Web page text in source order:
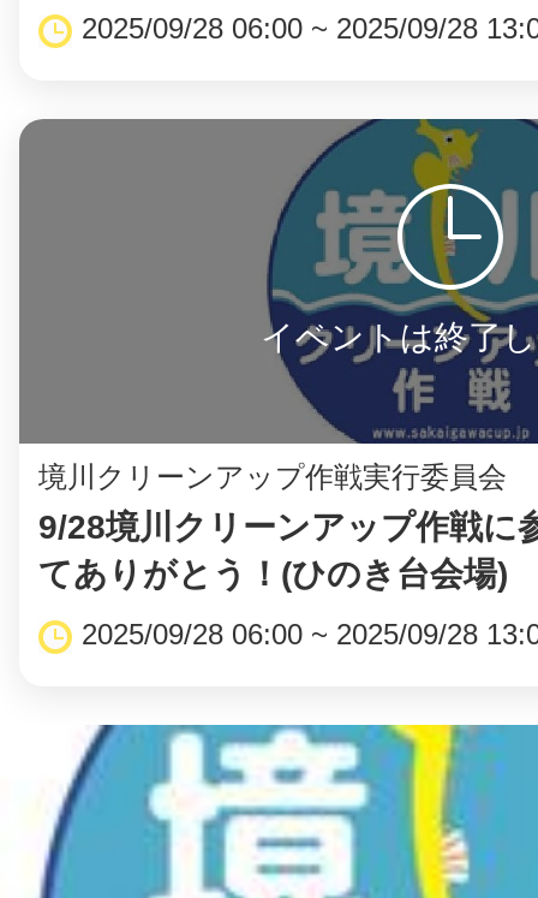
2025/09/28 06:00 ~ 2025/09/28
イベントは終了
境川クリーンアップ作戦実行委員会
9/28境川クリーンアップ作戦に
てありがとう！(ひのき台会場)
2025/09/28 06:00 ~ 2025/09/28